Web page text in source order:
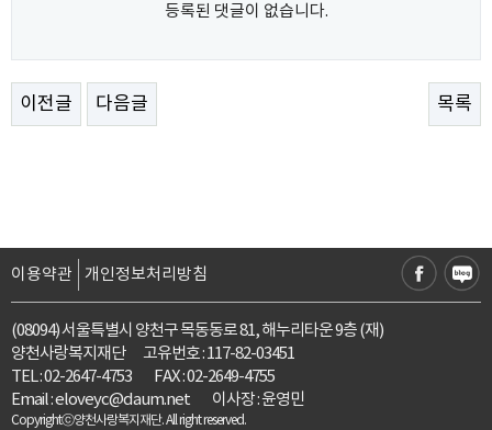
등록된 댓글이 없습니다.
이전글 다음글 목록
이용약관 개인정보처리방침
(08094) 서울특별시 양천구 목동동로 81, 해누리타운 9층 (재)
양천사랑복지재단 고유번호 : 117-82-03451
TEL : 02-2647-4753
FAX : 02-2649-4755
Email :eloveyc@daum.net 이사장 : 윤영민
Copyrightⓒ양천사랑복지재단. All right reserved.